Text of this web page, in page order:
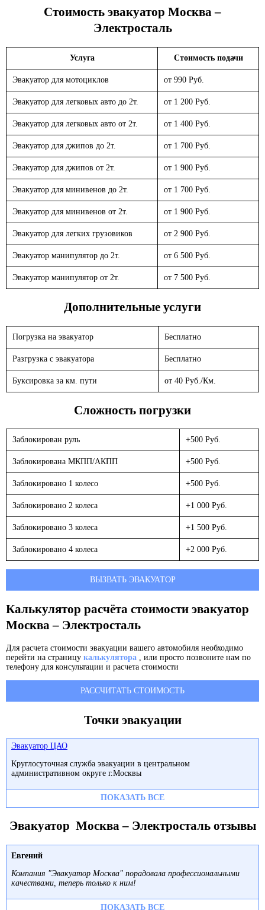
Стоимость эвакуатор Москва –
Электросталь
Услуга Стоимость подачи
Эвакуатор для мотоциклов от 990 Руб.
Эвакуатор для легковых авто до 2т. от 1 200 Руб.
Эвакуатор для легковых авто от 2т. от 1 400 Руб.
Эвакуатор для джипов до 2т. от 1 700 Руб.
Эвакуатор для джипов от 2т. от 1 900 Руб.
Эвакуатор для минивенов до 2т. от 1 700 Руб.
Эвакуатор для минивенов от 2т. от 1 900 Руб.
Эвакуатор для легких грузовиков от 2 900 Руб.
Эвакуатор манипулятор до 2т. от 6 500 Руб.
Эвакуатор манипулятор от 2т. от 7 500 Руб.
Дополнительные услуги
Погрузка на эвакуатор Бесплатно
Разгрузка с эвакуатора Бесплатно
Буксировка за км. пути от 40 Руб./Км.
Сложность погрузки
Заблокирован руль +500 Руб.
Заблокирована МКПП/АКПП +500 Руб.
Заблокировано 1 колесо +500 Руб.
Заблокировано 2 колеса +1 000 Руб.
Заблокировано 3 колеса +1 500 Руб.
Заблокировано 4 колеса +2 000 Руб.
ВЫЗВАТЬ ЭВАКУАТОР
Калькулятор расчёта стоимости эвакуатор
Москва – Электросталь
Для расчета стоимости эвакуации вашего автомобиля необходимо
перейти на страницу калькулятора , или просто позвоните нам по
телефону для консультации и расчета стоимости
РАССЧИТАТЬ СТОИМОСТЬ
Точки эвакуации
Эвакуатор ЦАО
Круглосуточная служба эвакуации в центральном
административном округе г.Москвы
ПОКАЗАТЬ ВСЕ
Эвакуатор Москва – Электросталь отзывы
Евгений
Компания "Эвакуатор Москва" порадовала профессиональными
качествами, теперь только к ним!
ПОКАЗАТЬ ВСЕ